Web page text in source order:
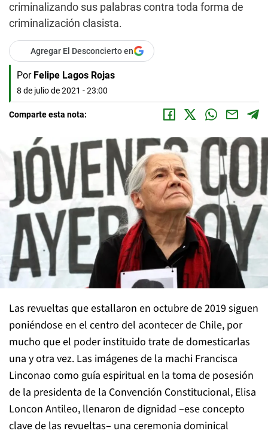
criminalizando sus palabras contra toda forma de
criminalización clasista.
Agregar El Desconcierto en
Por Felipe Lagos Rojas
8 de julio de 2021 - 23:00
Comparte esta nota:
Las revueltas que estallaron en octubre de 2019 siguen
poniéndose en el centro del acontecer de Chile, por
mucho que el poder instituido trate de domesticarlas
una y otra vez. Las imágenes de la machi Francisca
Linconao como guía espiritual en la toma de posesión
de la presidenta de la Convención Constitucional, Elisa
Loncon Antileo, llenaron de dignidad –ese concepto
clave de las revueltas– una ceremonia dominical